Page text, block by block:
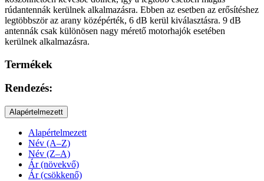
rúdantennák kerülnek alkalmazásra. Ebben az esetben az erősítéshez
legtöbbször az arany középérték, 6 dB kerül kiválasztásra. 9 dB
antennák csak különösen nagy mérető motorhajók esetében
kerülnek alkalmazásra.
Termékek
Rendezés:
Alapértelmezett
Alapértelmezett
Név (A–Z)
Név (Z–A)
Ár (növekvő)
Ár (csökkenő)